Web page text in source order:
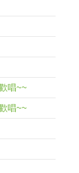
唱~~
唱~~